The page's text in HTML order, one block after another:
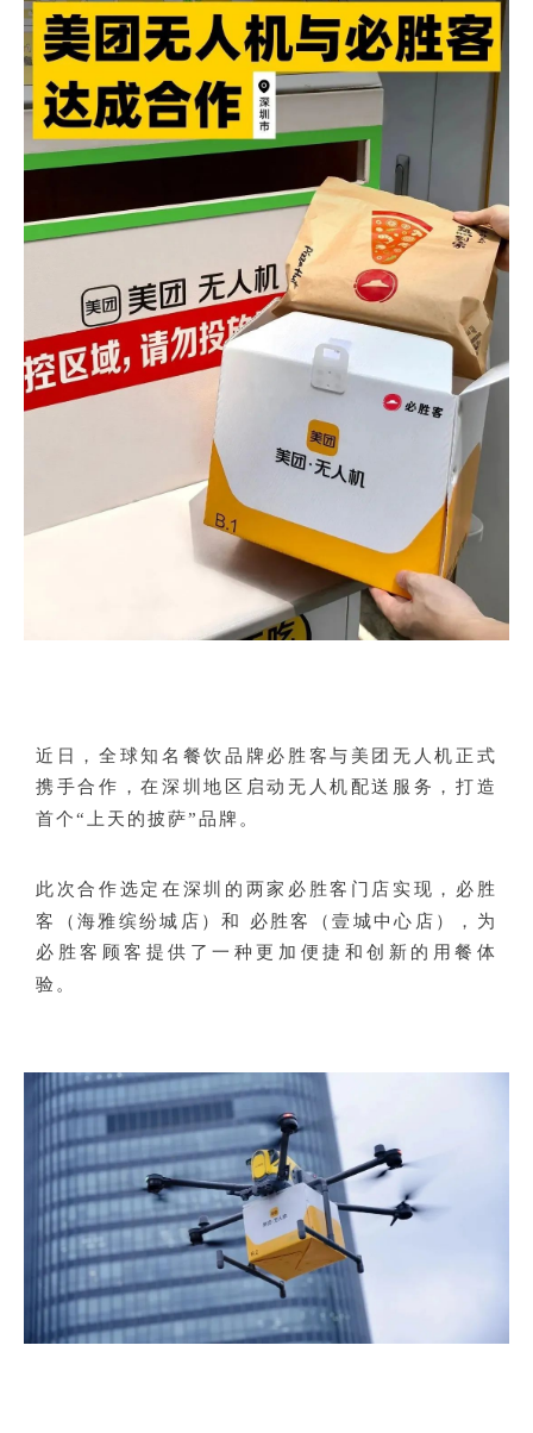
近日，全球知名餐饮品牌必胜客与美团无人机正式
携手合作，在深圳地区启动无人机配送服务，打造
首个“上天的披萨”品牌。
此次合作选定在深圳的两家必胜客门店实现，必胜
客（海雅缤纷城店）和 必胜客（壹城中心店），为
必胜客顾客提供了一种更加便捷和创新的用餐体
验。